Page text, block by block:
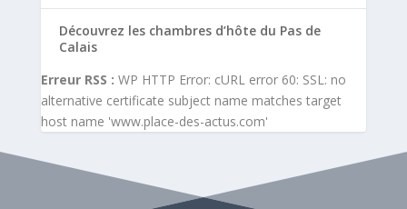
Découvrez les chambres d’hôte du Pas de
Calais
Erreur RSS : WP HTTP Error: cURL error 60: SSL: no
alternative certificate subject name matches target
host name 'www.place-des-actus.com'